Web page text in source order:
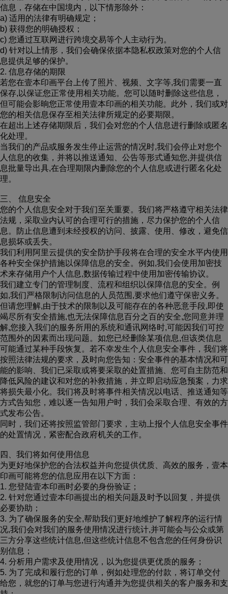
信息，存储在中国境内，以下情形除外：
a) 适用的法律有明确规定；
b) 获得您的明确授权；
c) 您通过互联网进行跨境交易等个人主动行为。
d) 针对以上情形，我们会确保依据本隐私权政策对您的个人信
息提供足够的保护。
2. 信息存储的期限
若您在壹本印画平台上传了照片、视频、文字等,我们需要一直
保存,以保证您正常使用相关功能。您可以随时删除这些信息，
但可能会影晌您正常使用壹本印画的相关功能。此外，我们或对
您的相关信息保存至相关法律所规定的必要期限。
在超出上述存储期限后，我们会对您的个人信息进行删除或匿名
化处理。
当我们的产品或服务发生停止运营的情况时,我们会停止对您个
人信息的收集，并将以推送通知、公告等形式通知您,并提供信
息批量导出具,在合理期限内删除您的个人信息或进行匿名化处
理。
三、 信息安全
您的个人信息安全对于我们至关重要。我们将严格遵守相关法律
法规，采取业内认可的合理可行的措施，尽力保护您的个人信
息。防止信息遭到未经授权的访问、披露、使用、修改，避免信
息损坏或丢失。
我们利用阿里云提供的安全防护手段将在合理的安全水平内使用
各种安全保护措施以保障信息的安全。例如,我们会使用加密技
术来存储用户个人信息,数据传输过程中使用加密传输协议。
我们建立专门的管理制度、流程和组织以保障信息的安全。例
如,我们严格限制访问信息的人员范围,要求他们遵守保密义务。
但请您理解,由于技术的限制以及可能存在的各种恶意手段,即使
竭尽所有安全措施,也无法保障信息百分之百的安全,您同意并理
解,您接入我们的服务所用的系统和通讯网络时,可能因我们可控
范围外的因素而出现问题。如您已经删除某项信息,但该类信息
可能通过某种手段恢复。若不幸发生个人信息安全事件，我们将
按照法律法规的要求，及时向您告知：安全事件的基本情况和可
能的影响、我们已采取或将要采取的处置措施、您可自主防范和
降低风险的建议和对您的补救措施，并立即启动应急预案，力求
将损失最小化。我们将及时将事件相关情况以电话、推送通知等
方式告知您，难以逐一告知用户时，我们会采取合理、有效的方
式发布公告。
同时，我们还将按照监管部门要求，主动上报个人信息安全事件
的处置情况，紧密配合政府机关的工作。
四、我们将如何使用信息
为更好地保护您的合法权益并向您提供优质、高效的服务，壹本
印画可能将您的信息应用在以下方面：
1. 您登陆壹本印画时必要的身份验证；
2. 针对您通过壹本印画提出的相关问题及时予以回复，并提供
必要协助；
3. 为了确保服务的安全,帮助我们更好地维护了解程序的运行情
况,我们会对我们的服务使用情况进行统计,并可能会与公众或第
三方分享这些统计信息,但这些统计信息不包含您的任何身份识
别信息；
4. 分析用户需求及使用情况，以为您提供更优质的服务；
5. 为了完成和履行您的订单，例如处理您的付款，将订单交付
给您，就您的订单与您进行沟通并为您提供相关的客户服务和支